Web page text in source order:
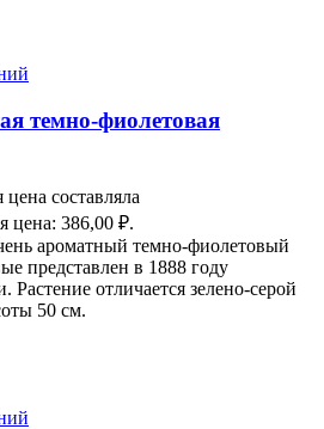
темно-фиолетовая
составляла
цена: 386,00 ₽.
ароматный темно-фиолетовый
представлен в 1888 году
Растение отличается зелено-серой
50 см.